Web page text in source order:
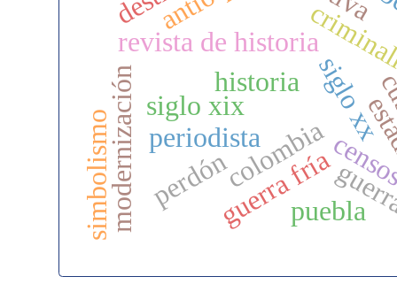
historia
revista de historia
siglo xix siglo xx
modernización colombia
periodista
guerra fría
perdón
simbolismo puebla